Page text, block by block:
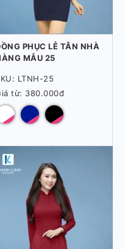
PHỤC LỄ TÂN NHÀ
MẪU 25
LTNH-25
từ: 380.000đ